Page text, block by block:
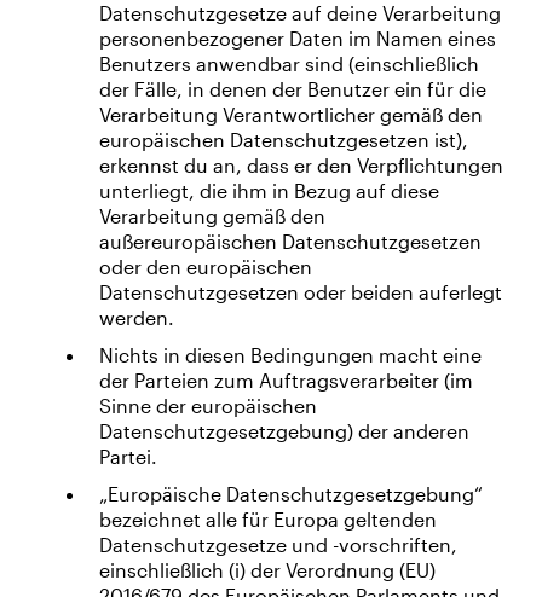
Datenschutzgesetze auf deine Verarbeitung
personenbezogener Daten im Namen eines
Benutzers anwendbar sind (einschließlich
der Fälle, in denen der Benutzer ein für die
Verarbeitung Verantwortlicher gemäß den
europäischen Datenschutzgesetzen ist),
erkennst du an, dass er den Verpflichtungen
unterliegt, die ihm in Bezug auf diese
Verarbeitung gemäß den
außereuropäischen Datenschutzgesetzen
oder den europäischen
Datenschutzgesetzen oder beiden auferlegt
werden.
Nichts in diesen Bedingungen macht eine
der Parteien zum Auftragsverarbeiter (im
Sinne der europäischen
Datenschutzgesetzgebung) der anderen
Partei.
„Europäische Datenschutzgesetzgebung“
bezeichnet alle für Europa geltenden
Datenschutzgesetze und -vorschriften,
einschließlich (i) der Verordnung (EU)